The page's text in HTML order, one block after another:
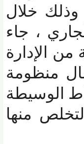
خلال
الجاري ، جاء
الإدارة
منظومة
الوسيطة
منها